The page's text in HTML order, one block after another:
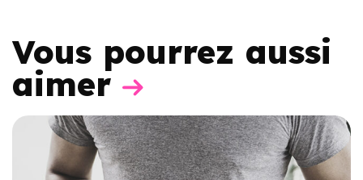
Vous pourrez aussi
aimer